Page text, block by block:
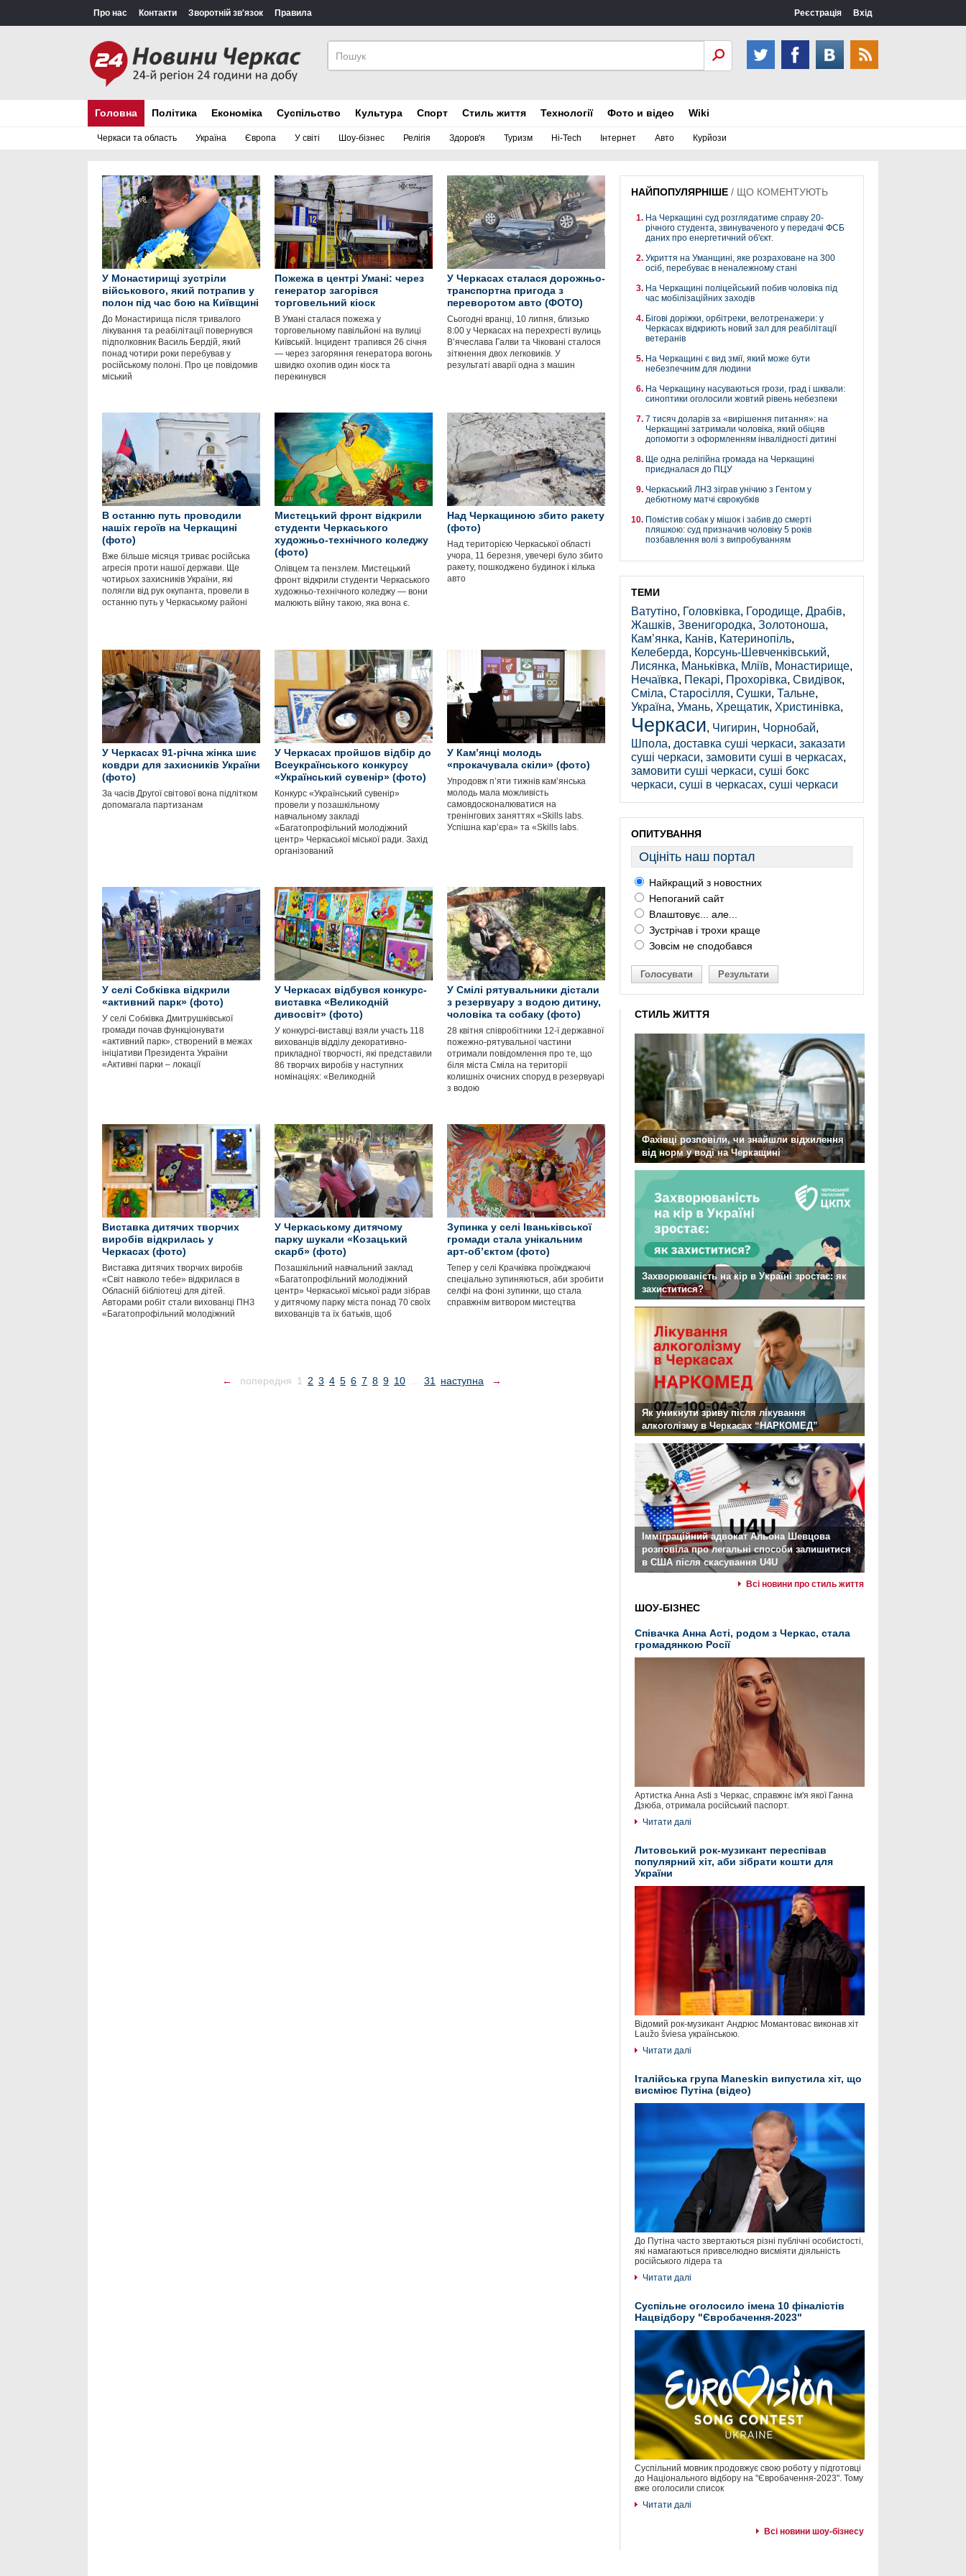
Про нас Контакти Зворотній зв'язок Правила Реєстрація Вхід
Головна
Черкаси та область Україна Європа У світі Шоу-бізнес Релігія Здоров'я Туризм Hi-Tech Інтернет Авто Курйози
Політика Економіка Суспільство Культура Спорт Стиль життя Технології Фото и відео Wiki
У Монастирищі зустріли
військового, який потрапив у
полон під час бою на Київщині
До Монастирища після тривалого
лікування та реабілітації повернувся
підполковник Василь Бердій, який
понад чотири роки перебував у
російському полоні. Про це повідомив
міський
Пожежа в центрі Умані: через
генератор загорівся
торговельний кіоск
В Умані сталася пожежа у
торговельному павільйоні на вулиці
Київській. Інцидент трапився 26 січня
— через загоряння генератора вогонь
швидко охопив один кіоск та
перекинувся
У Черкасах сталася дорожньо-
транспортна пригода з
переворотом авто (ФОТО)
Сьогодні вранці, 10 липня, близько
8:00 у Черкасах на перехресті вулиць
В’ячеслава Галви та Чіковані сталося
зіткнення двох легковиків. У
результаті аварії одна з машин
В останню путь проводили
нашіх героїв на Черкащині
(фото)
Вже більше місяця триває російська
агресія проти нашої держави. Ще
чотирьох захисників України, які
полягли від рук окупанта, провели в
останню путь у Черкаському районі
Мистецький фронт відкрили
студенти Черкаського
художньо-технічного коледжу
(фото)
Олівцем та пензлем. Мистецький
фронт відкрили студенти Черкаського
художньо-технічного коледжу — вони
малюють війну такою, яка вона є.
Над Черкащиною збито ракету
(фото)
Над територією Черкаської області
учора, 11 березня, увечері було збито
ракету, пошкоджено будинок і кілька
авто
У Черкасах 91-річна жінка шиє
ковдри для захисників України
(фото)
За часів Другої світової вона підлітком
допомагала партизанам
У Черкасах пройшов відбір до
Всеукраїнського конкурсу
«Український сувенір» (фото)
Конкурс «Український сувенір»
провели у позашкільному
навчальному закладі
«Багатопрофільний молодіжний
центр» Черкаської міської ради. Захід
організований
У Кам’янці молодь
«прокачувала скіли» (фото)
Упродовж пʼяти тижнів кам’янська
молодь мала можливість
самовдосконалюватися на
тренінгових заняттях «Skills labs.
Успішна кар’єра» та «Skills labs.
У селі Собківка відкрили
«активний парк» (фото)
У селі Собківка Дмитрушківської
громади почав функціонувати
«активний парк», створений в межах
ініціативи Президента України
«Активні парки – локації
У Черкасах відбувся конкурс-
виставка «Великодній
дивосвіт» (фото)
У конкурсі-виставці взяли участь 118
вихованців відділу декоративно-
прикладної творчості, які представили
86 творчих виробів у наступних
номінаціях: «Великодній
У Смілі рятувальники дістали
з резервуару з водою дитину,
чоловіка та собаку (фото)
28 квітня співробітники 12-ї державної
пожежно-рятувальної частини
отримали повідомлення про те, що
біля міста Сміла на території
колишніх очисних споруд в резервуарі
з водою
Виставка дитячих творчих
виробів відкрилась у
Черкасах (фото)
Виставка дитячих творчих виробів
«Світ навколо тебе» відкрилася в
Обласній бібліотеці для дітей.
Авторами робіт стали вихованці ПНЗ
«Багатопрофільний молодіжний
У Черкаському дитячому
парку шукали «Козацький
скарб» (фото)
Позашкільний навчальний заклад
«Багатопрофільний молодіжний
центр» Черкаської міської ради зібрав
у дитячому парку міста понад 70 своїх
вихованців та їх батьків, щоб
Зупинка у селі Іваньківської
громади стала унікальним
арт-об’єктом (фото)
Тепер у селі Крачківка проїжджаючі
спеціально зупиняються, аби зробити
селфі на фоні зупинки, що стала
справжнім витвором мистецтва
← попередня 1 2 3 4 5 6 7 8 9 10 31 наступна →
НАЙПОПУЛЯРНІШЕ / ЩО КОМЕНТУЮТЬ
На Черкащині суд розглядатиме справу 20-
річного студента, звинуваченого у передачі ФСБ
даних про енергетичний об'єкт.
Укриття на Уманщині, яке розраховане на 300
осіб, перебуває в неналежному стані
На Черкащині поліцейський побив чоловіка під
час мобілізаційних заходів
Бігові доріжки, орбітреки, велотренажери: у
Черкасах відкриють новий зал для реабілітації
ветеранів
На Черкащині є вид змії, який може бути
небезпечним для людини
На Черкащину насуваються грози, град і шквали:
синоптики оголосили жовтий рівень небезпеки
7 тисяч доларів за «вирішення питання»: на
Черкащині затримали чоловіка, який обіцяв
допомогти з оформленням інвалідності дитині
Ще одна релігійна громада на Черкащині
приєдналася до ПЦУ
Черкаський ЛНЗ зіграв унічию з Гентом у
дебютному матчі єврокубків
Помістив собак у мішок і забив до смерті
пляшкою: суд призначив чоловіку 5 років
позбавлення волі з випробуванням
ТЕМИ
Ватутіно, Головківка, Городище, Драбів,
Жашків, Звенигородка, Золотоноша,
Кам’янка, Канів, Катеринопіль,
Келеберда, Корсунь-Шевченківський,
Лисянка, Маньківка, Мліїв, Монастирище,
Нечаївка, Пекарі, Прохорівка, Свидівок,
Сміла, Старосілля, Сушки, Тальне,
Україна, Умань, Хрещатик, Христинівка,
Черкаси, Чигирин, Чорнобай,
Шпола, доставка суші черкаси, заказати
суші черкаси, замовити суші в черкасах,
замовити суші черкаси, суші бокс
черкаси, суші в черкасах, суші черкаси
ОПИТУВАННЯ
Оцініть наш портал
Найкращий з новостних
Непоганий сайт
Влаштовує... але...
Зустрічав і трохи краще
Зовсім не сподобався
Голосувати Результати
СТИЛЬ ЖИТТЯ
Фахівці розповіли, чи знайшли відхилення
від норм у воді на Черкащині
Захворюваність на кір в Україні зростає: як
захиститися?
Як уникнути зриву після лікування
алкоголізму в Черкасах “НАРКОМЕД”
Імміграційний адвокат Альона Шевцова
розповіла про легальні способи залишитися
в США після скасування U4U
Всі новини про стиль життя
ШОУ-БІЗНЕС
Співачка Анна Асті, родом з Черкас, стала
громадянкою Росії
Артистка Анна Asti з Черкас, справжнє ім'я якої Ганна
Дзюба, отримала російський паспорт.
Читати далі
Литовський рок-музикант переспівав
популярний хіт, аби зібрати кошти для
України
Відомий рок-музикант Андрюс Момантовас виконав хіт
Laužo šviesa українською.
Читати далі
Італійська група Maneskin випустила хіт, що
висміює Путіна (відео)
До Путіна часто звертаються різні публічні особистості,
які намагаються привселюдно висміяти діяльність
російського лідера та
Читати далі
Суспільне оголосило імена 10 фіналістів
Нацвідбору "Євробачення-2023"
Суспільний мовник продовжує свою роботу у підготовці
до Національного відбору на "Євробачення-2023". Тому
вже оголосили список
Читати далі
Всі новини шоу-бізнесу